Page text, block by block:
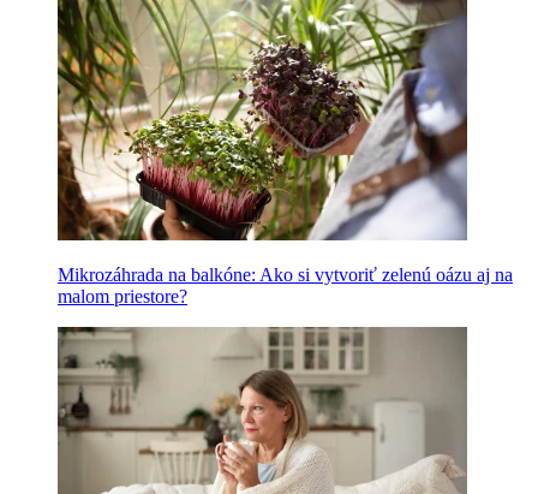
Mikrozáhrada na balkóne: Ako si vytvoriť zelenú oázu aj na
malom priestore?